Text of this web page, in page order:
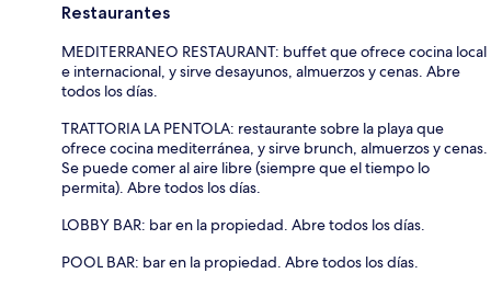
Restaurantes
MEDITERRANEO RESTAURANT: buffet que ofrece cocina local
e internacional, y sirve desayunos, almuerzos y cenas. Abre
todos los días.
TRATTORIA LA PENTOLA: restaurante sobre la playa que
ofrece cocina mediterránea, y sirve brunch, almuerzos y cenas.
Se puede comer al aire libre (siempre que el tiempo lo
permita). Abre todos los días.
LOBBY BAR: bar en la propiedad. Abre todos los días.
POOL BAR: bar en la propiedad. Abre todos los días.